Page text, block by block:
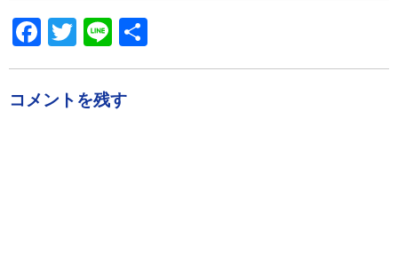
Facebook
Twitter
Line
有
コメントを残す